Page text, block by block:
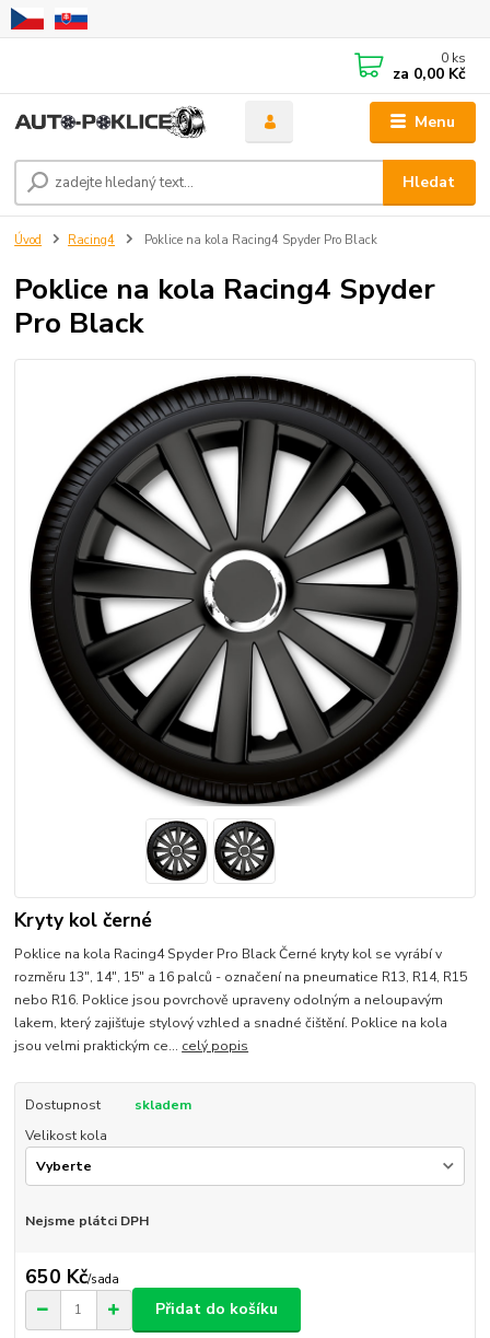
Menu
Hledat
0 ks
za 0,00 Kč
Úvod Racing4 Poklice na kola Racing4 Spyder Pro Black
Poklice na kola Racing4 Spyder
Pro Black
Kryty kol černé
Poklice na kola Racing4 Spyder Pro Black Černé kryty kol se vyrábí v
rozměru 13", 14", 15" a 16 palců - označení na pneumatice R13, R14, R15
nebo R16. Poklice jsou povrchově upraveny odolným a neloupavým
lakem, který zajišťuje stylový vzhled a snadné čištění. Poklice na kola
jsou velmi praktickým ce... celý popis
Dostupnost
skladem
Velikost kola
Nejsme plátci DPH
650 Kč/sada
Přidat do košíku